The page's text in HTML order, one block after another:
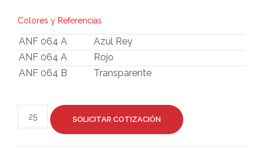
Colores y Referencias
ANF 064 A
Azul Rey
ANF 064 A
Rojo
ANF 064 B
Transparente
SOLICITAR COTIZACIÓN